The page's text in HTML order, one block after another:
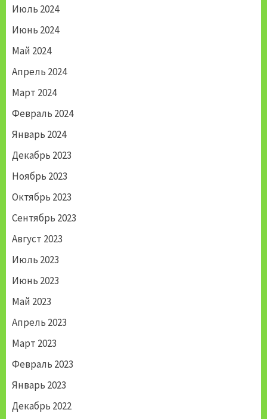
Июль 2024
Июнь 2024
Май 2024
Апрель 2024
Март 2024
Февраль 2024
Январь 2024
Декабрь 2023
Ноябрь 2023
Октябрь 2023
Сентябрь 2023
Август 2023
Июль 2023
Июнь 2023
Май 2023
Апрель 2023
Март 2023
Февраль 2023
Январь 2023
Декабрь 2022